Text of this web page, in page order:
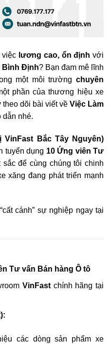
việc lương cao, ổn định với
Bình Định? Bạn đam mê lĩnh
một môi trường chuyên
phần của thương hiệu xe
theo dõi bài viết về Việc Làm
dẫn nhé.
Bắc Tây Nguyên)
tuyển dụng 10 Ứng viên Tư
sắc để cùng chúng tôi chinh
xăng đang phát triển mạnh
cánh” sự nghiệp ngay tại
Tư vấn Bán hàng Ô tô
VinFast chính hãng tại
các dòng sản phẩm xe